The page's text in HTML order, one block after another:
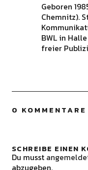
Geboren
Chemnitz).
BWL in
freier
0
SCHREIBE EINEN
Du musst
abzugeben.